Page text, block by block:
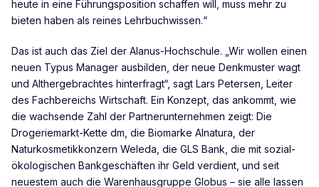
heute in eine Führungsposition schaffen will, muss mehr zu
bieten haben als reines Lehrbuchwissen.“
Das ist auch das Ziel der Alanus-Hochschule. „Wir wollen einen
neuen Typus Manager ausbilden, der neue Denkmuster wagt
und Althergebrachtes hinterfragt“, sagt Lars Petersen, Leiter
des Fachbereichs Wirtschaft. Ein Konzept, das ankommt, wie
die wachsende Zahl der Partnerunternehmen zeigt: Die
Drogeriemarkt-Kette dm, die Biomarke Alnatura, der
Naturkosmetikkonzern Weleda, die GLS Bank, die mit sozial-
ökologischen Bankgeschäften ihr Geld verdient, und seit
neuestem auch die Warenhausgruppe Globus – sie alle lassen